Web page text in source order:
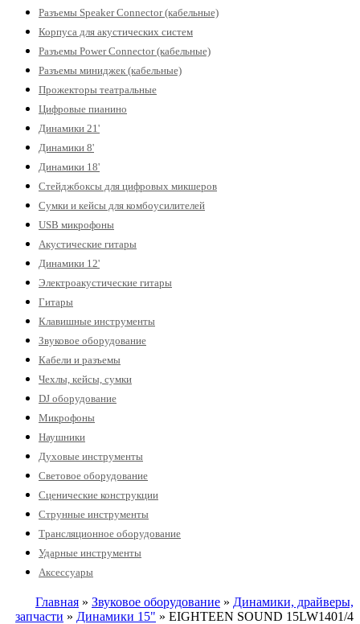
Разъемы Speaker Connector (кабельные)
Корпуса для акустических систем
Разъемы Power Connector (кабельные)
Разъемы миниджек (кабельные)
Прожекторы театральные
Цифровые пианино
Динамики 21'
Динамики 8'
Динамики 18'
Стейджбоксы для цифровых микшеров
Сумки и кейсы для комбоусилителей
USB микрофоны
Акустические гитары
Динамики 12'
Электроакустические гитары
Гитары
Клавишные инструменты
Звуковое оборудование
Кабели и разъемы
Чехлы, кейсы, сумки
DJ оборудование
Микрофоны
Наушники
Духовые инструменты
Световое оборудование
Сценические конструкции
Струнные инструменты
Трансляционное оборудование
Ударные инструменты
Аксессуары
Главная » Звуковое оборудование » Динамики, драйверы,
запчасти » Динамики 15" » EIGHTEEN SOUND 15LW1401/4